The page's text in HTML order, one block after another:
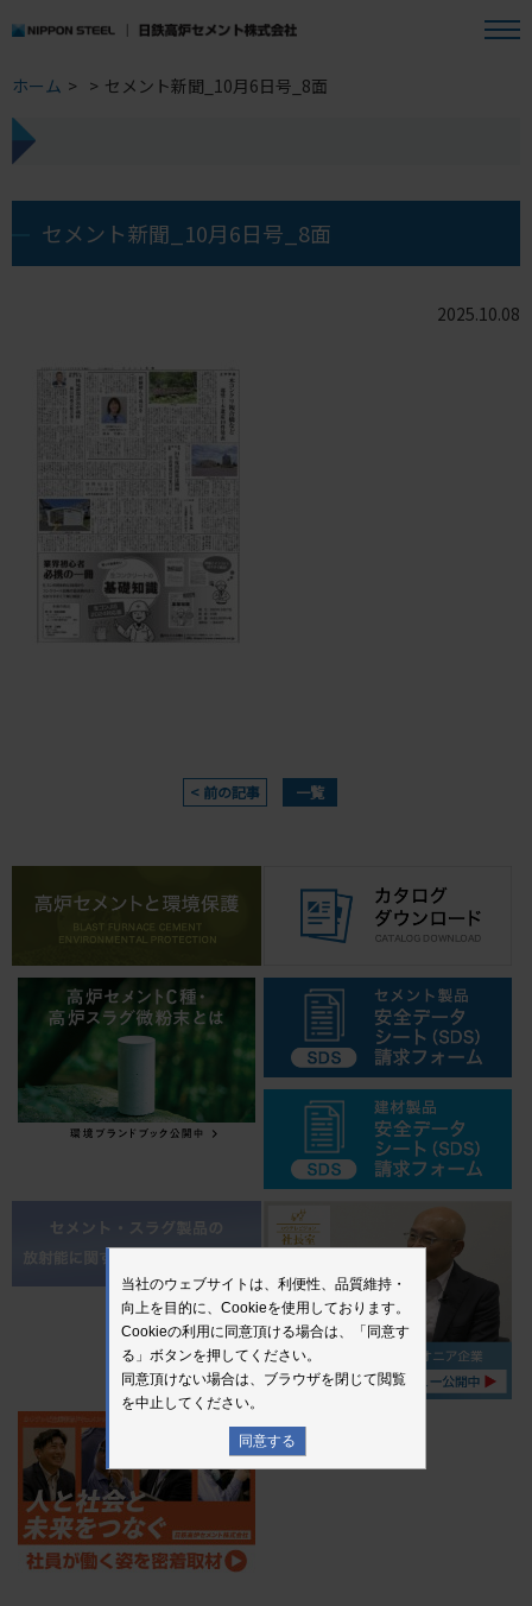
ホーム > > セメント新聞_10月6日号_8面
セメント新聞_10月6日号_8面
2025.10.08
< 前の記事 一覧
当社のウェブサイトは、利便性、品質維持・
向上を目的に、Cookieを使用しております。
Cookieの利用に同意頂ける場合は、「同意す
る」ボタンを押してください。
同意頂けない場合は、ブラウザを閉じて閲覧
を中止してください。
同意する